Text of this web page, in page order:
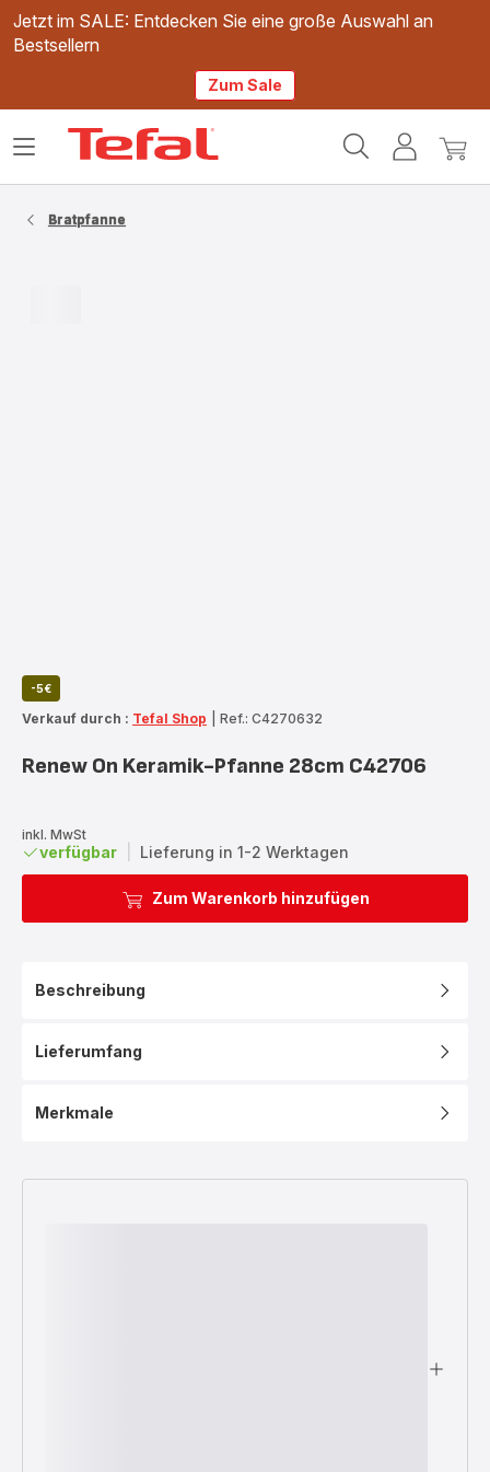
Jetzt im SALE: Entdecken Sie eine große Auswahl an
Bestsellern
Zum Sale
Mein
Mein
Das
Bratpfanne
-5€
Verkauf durch : Tefal Shop Ref.: C4270632
Renew On Keramik-Pfanne 28cm C42706
inkl. MwSt
verfügbar Lieferung in 1-2 Werktagen
Zum Warenkorb hinzufügen
Beschreibung
Lieferumfang
Merkmale